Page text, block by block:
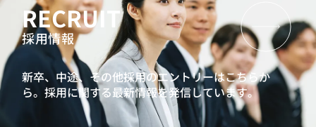
RECRUIT
採用情報
新卒、中途、その他採用のエントリーはこちらか
ら。採用に関する最新情報を発信しています。